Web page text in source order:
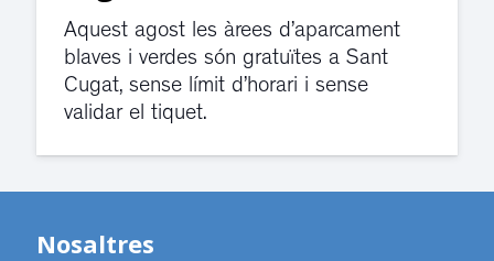
Aquest agost les àrees d’aparcament
blaves i verdes són gratuïtes a Sant
Cugat, sense límit d’horari i sense
validar el tiquet.
Nosaltres